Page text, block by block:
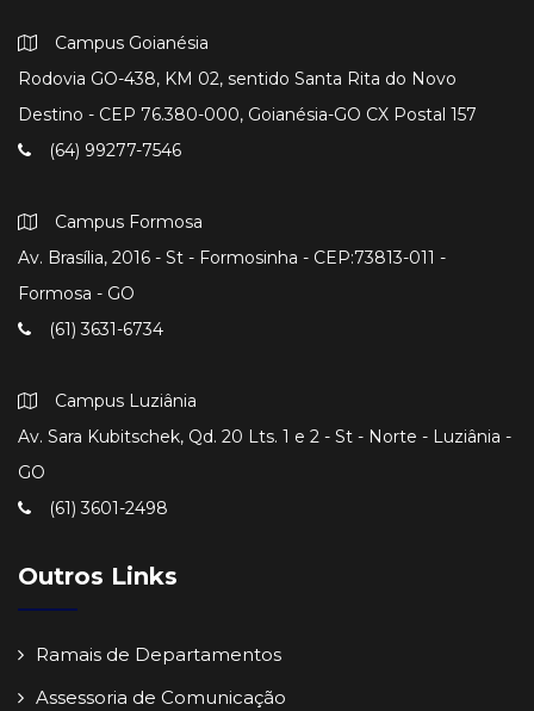
Campus Goianésia
Rodovia GO-438, KM 02, sentido Santa Rita do Novo
Destino - CEP 76.380-000, Goianésia-GO CX Postal 157
(64) 99277-7546
Campus Formosa
Av. Brasília, 2016 - St - Formosinha - CEP:73813-011 -
Formosa - GO
(61) 3631-6734
Campus Luziânia
Av. Sara Kubitschek, Qd. 20 Lts. 1 e 2 - St - Norte - Luziânia -
GO
(61) 3601-2498
Outros Links
Ramais de Departamentos
Assessoria de Comunicação